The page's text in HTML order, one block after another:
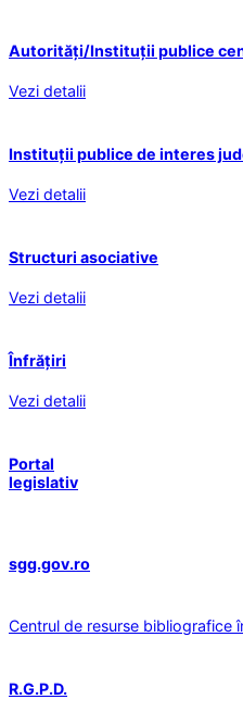
Autorități/Instituții publice
Vezi detalii
Instituții publice de interes
Vezi detalii
Structuri asociative
Vezi detalii
Înfrățiri
Vezi detalii
Portal
legislativ
sgg.gov.ro
Centrul de resurse bibliografice
R.G.P.D.